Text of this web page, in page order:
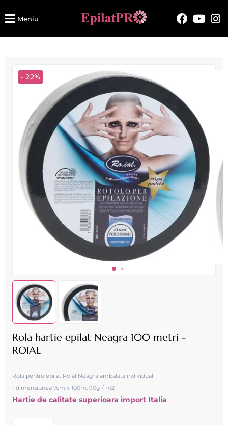
Meniu
- 22%
Rola hartie epilat Neagra 100 metri -
ROIAL
Rola pentru epilat Roial Neagra ambalata individual
- dimensiunea 7cm x 100m, 90g / m2
Hartie de calitate superioara import Italia